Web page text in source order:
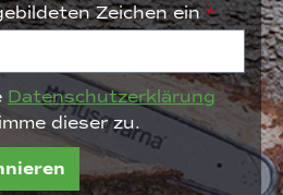
Zeichen ein*
Datenschutzerklärung
dieser zu.